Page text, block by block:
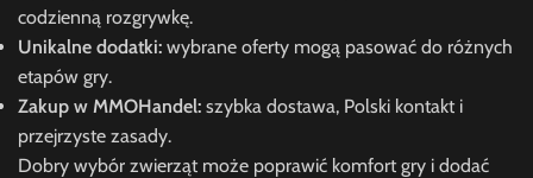
codzienną rozgrywkę.
Unikalne dodatki: wybrane oferty mogą pasować do różnych
etapów gry.
Zakup w MMOHandel: szybka dostawa, Polski kontakt i
przejrzyste zasady.
Dobry wybór zwierząt może poprawić komfort gry i dodać